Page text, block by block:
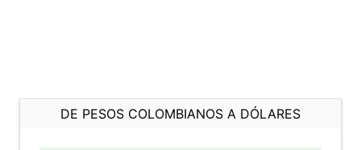
DE PESOS COLOMBIANOS A DÓLARES